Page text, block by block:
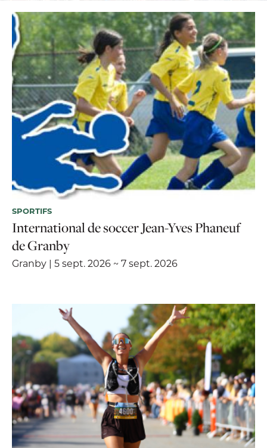
SPORTIFS
International de soccer Jean-Yves Phaneuf
de Granby
Granby | 5 sept. 2026 ~ 7 sept. 2026